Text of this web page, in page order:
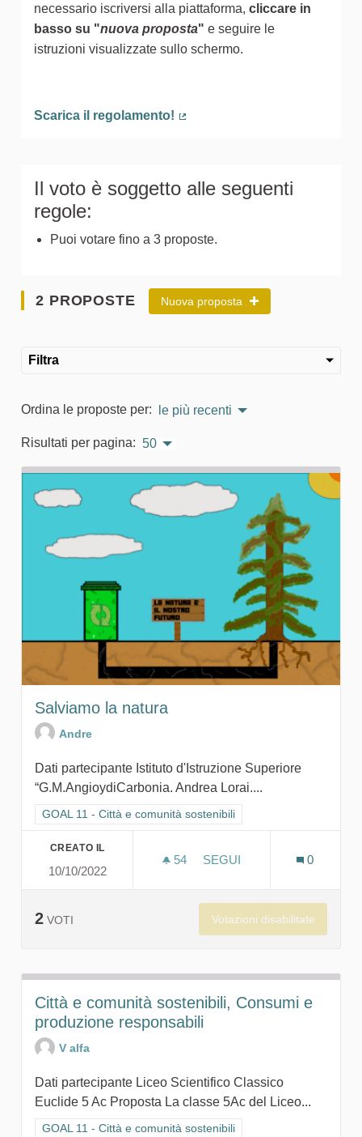
necessario iscriversi alla piattaforma, cliccare in
basso su "nuova proposta" e seguire le
istruzioni visualizzate sullo schermo.
Scarica il regolamento!
Il voto è soggetto alle seguenti
regole:
Puoi votare fino a 3 proposte.
2 PROPOSTE Nuova proposta
Filtra
Ordina le proposte per: le più recenti
Risultati per pagina: 50
Salviamo la natura
Andre
Dati partecipante Istituto d'Istruzione Superiore
“G.M.AngioydiCarbonia. Andrea Lorai....
Filtra i risultati per categoria: GOAL 11 - Città e comunità
GOAL 11 - Città e comunità sostenibili
CREATO IL
10/10/2022
54 54 SOSTENITORI
SEGUI
0
2 VOTI Votazioni disabilitate
Città e comunità sostenibili, Consumi e
produzione responsabili
V alfa
Dati partecipante Liceo Scientifico Classico
Euclide 5 Ac Proposta La classe 5Ac del Liceo...
Filtra i risultati per categoria: GOAL 11 - Città e comunità
GOAL 11 - Città e comunità sostenibili